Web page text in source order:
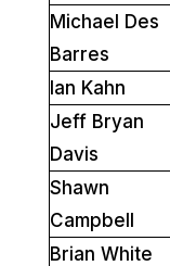
Michael Des
Barres
Ian Kahn
Jeff Bryan
Davis
Shawn
Campbell
Brian White